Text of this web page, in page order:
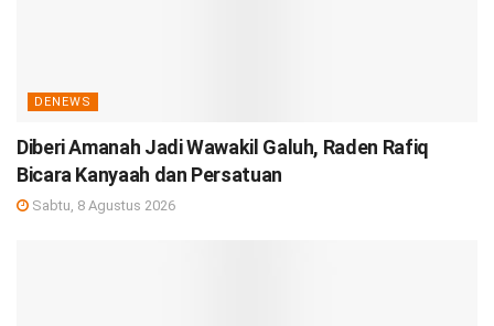
DENEWS
Diberi Amanah Jadi Wawakil Galuh, Raden Rafiq
Bicara Kanyaah dan Persatuan
Sabtu, 8 Agustus 2026